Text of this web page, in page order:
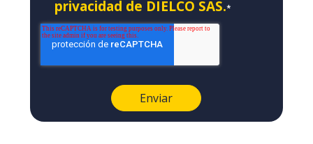
privacidad de DIELCO SAS.*